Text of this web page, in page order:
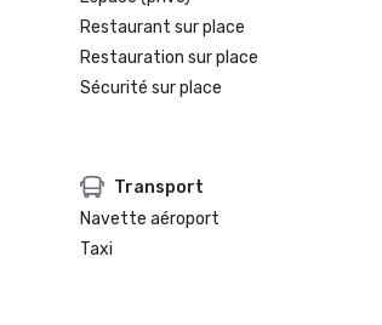
Restaurant sur place
Restauration sur place
Sécurité sur place
Transport
Navette aéroport
Taxi